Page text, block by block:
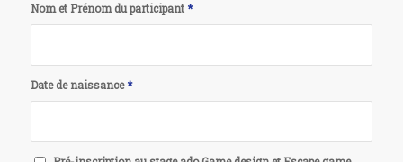
Nom et Prénom du participant *
Date de naissance*